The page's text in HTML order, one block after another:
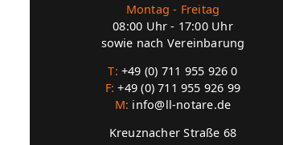
Montag - Freitag
08:00 Uhr - 17:00 Uhr
sowie nach Vereinbarung
T: +49 (0) 711 955 926 0
F: +49 (0) 711 955 926 99
M: info@ll-notare.de
Kreuznacher Straße 68